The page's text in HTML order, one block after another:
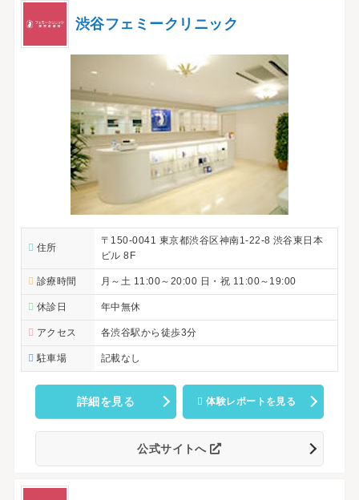
渋谷フェミークリニック
住所
〒150-0041 東京都渋谷区神南1-22-8 渋谷東日本
ビル 8F
診療時間 月～土 11:00～20:00 日・祝 11:00～19:00
休診日 年中無休
アクセス 各渋谷駅から徒歩3分
駐車場 記載なし
詳細を見る 体験レポートを見る
公式サイトへ